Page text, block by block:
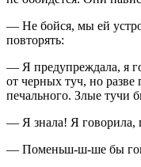
— Не бойся, мы ей
повторять:
— Я предупреждала, я
от черных туч, но
печального. Злые тучи
— Я знала! Я говорила,
— Поменьш-ш-ше бы